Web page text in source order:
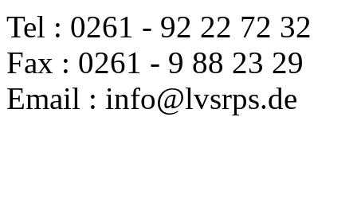
Landesverband öffentlich
qualifizierter
Wellingsweg 20
56072 Koblenz